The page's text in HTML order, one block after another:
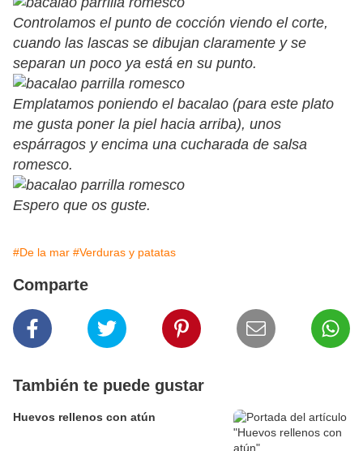
Controlamos el punto de cocción viendo el corte,
cuando las lascas se dibujan claramente y se
separan un poco ya está en su punto.
Emplatamos poniendo el bacalao (para este plato
me gusta poner la piel hacia arriba), unos
espárragos y encima una cucharada de salsa
romesco.
Espero que os guste.
#De la mar #Verduras y patatas
Comparte
También te puede gustar
Huevos rellenos con atún